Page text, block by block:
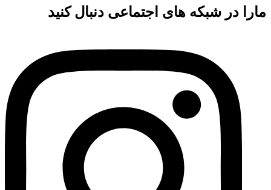
مارا در شبکه های اجتماعی دنبال کنید